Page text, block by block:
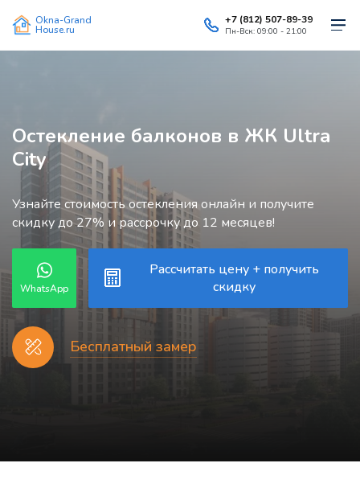
Okna-Grand
House.ru
+7 (812) 507-89-39
Пн-Вск: 09:00 - 21:00
Остекление балконов в ЖК Ultra
City
Узнайте стоимость остекления онлайн и получите
скидку до 27% и рассрочку до 12 месяцев!
WhatsApp
Рассчитать цену + получить
скидку
Бесплатный замер